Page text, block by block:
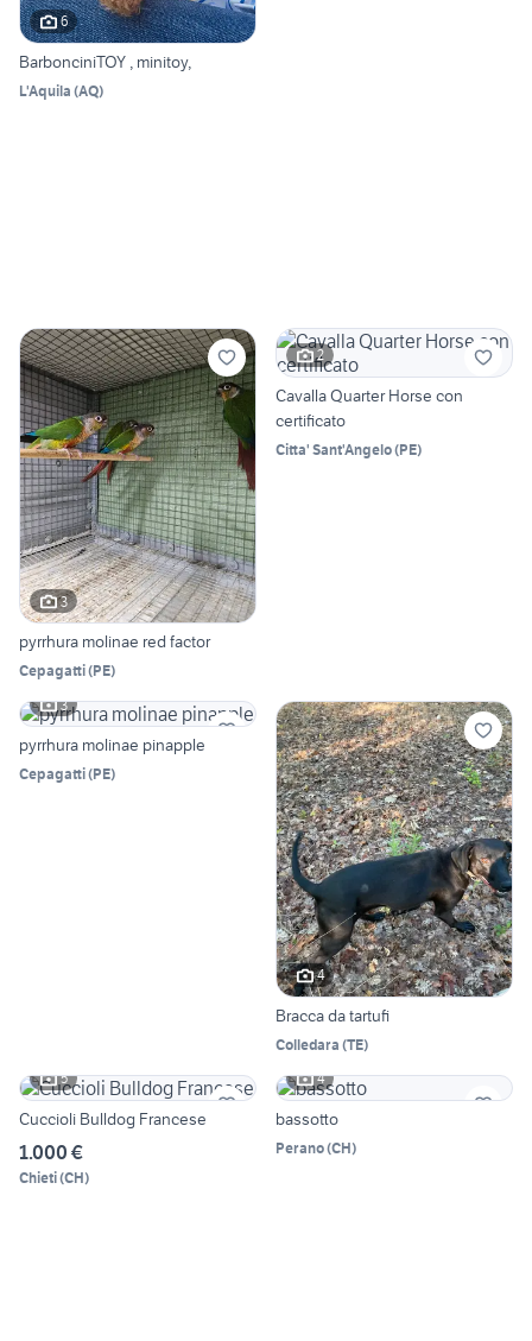
6
BarbonciniTOY , minitoy,
L'Aquila (AQ)
3
pyrrhura molinae red factor
Cepagatti(PE)
2
Cavalla Quarter Horse con
certificato
Citta' Sant'Angelo(PE)
3
pyrrhura molinae pinapple
Cepagatti(PE)
4
Bracca da tartufi
Colledara (TE)
5
Cuccioli Bulldog Francese
1.000 €
Chieti(CH)
4
bassotto
Perano(CH)